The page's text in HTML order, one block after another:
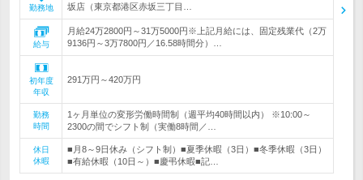
勤務地
坂店（東京都港区赤坂三丁目…
給与
月給24万2800円～31万5000円※上記月給には、固定残業代（2万
9136円～3万7800円／16.58時間分）…
初年度
年収
291万円～420万円
勤務
時間
1ヶ月単位の変形労働時間制（週平均40時間以内） ※10:00～
2300の間でシフト制（実働8時間／…
休日
休暇
■月8～9日休み（シフト制）■夏季休暇（3日）■冬季休暇（3日）
■有給休暇（10日～）■慶弔休暇■記…